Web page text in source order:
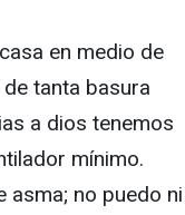
en medio de
tanta basura
a dios tenemos
mínimo.
asma; no puedo ni